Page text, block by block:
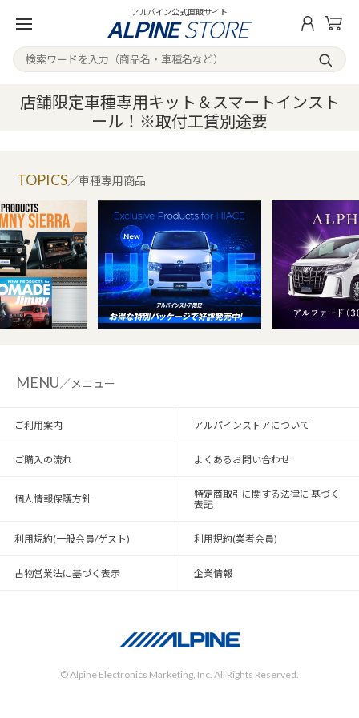
アルパイン公式直販サイト
店舗限定車種専用キット＆スマートインスト
ール！※取付工賃別途要
／車種専用商品
MENU／メニュー
ご利用案内 アルパインストアについて
ご購入の流れ よくあるお問い合わせ
個人情報保護方針
特定商取引に関する法律に 基づく
表記
利用規約(一般会員/ゲスト) 利用規約(業者会員)
古物営業法に基づく表示 企業情報
© Alpine Electronics Marketing, Inc. All Rights Reserved.